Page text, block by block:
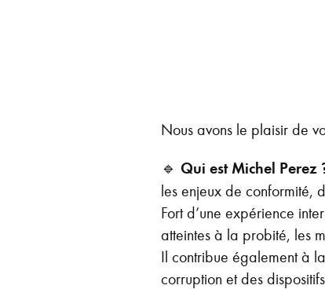
Nous avons le plaisir de
🔹 Qui est Michel Perez
les enjeux de conformité,
Fort d’une expérience
atteintes à la probité, les
Il contribue également à
corruption et des